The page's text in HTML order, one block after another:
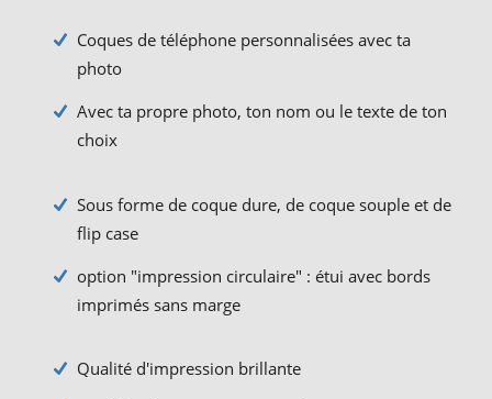
Coques de téléphone personnalisées avec ta
photo
Avec ta propre photo, ton nom ou le texte de ton
choix
Sous forme de coque dure, de coque souple et de
flip case
option "impression circulaire" : étui avec bords
imprimés sans marge
Qualité d'impression brillante